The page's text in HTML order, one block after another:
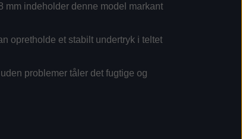
indeholder denne model markant
opretholde et stabilt undertryk i teltet
problemer tåler det fugtige og